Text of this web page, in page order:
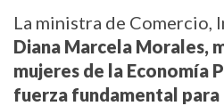
La ministra de Comercio,
Diana Marcela Morales,
mujeres de la Economía
fuerza fundamental